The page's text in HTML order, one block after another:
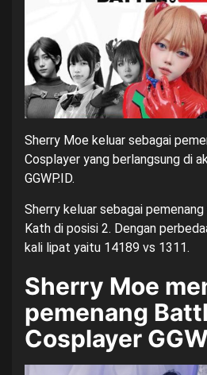
Sherry Moe keluar sebagai
Cosplayer yang berlangsung di
GGWP.ID.
Sherry keluar sebagai
Kath di posisi 2. Dengan
kali lipat yaitu 14189 vs 1311.
Sherry Moe
pemenang
Cosplayer